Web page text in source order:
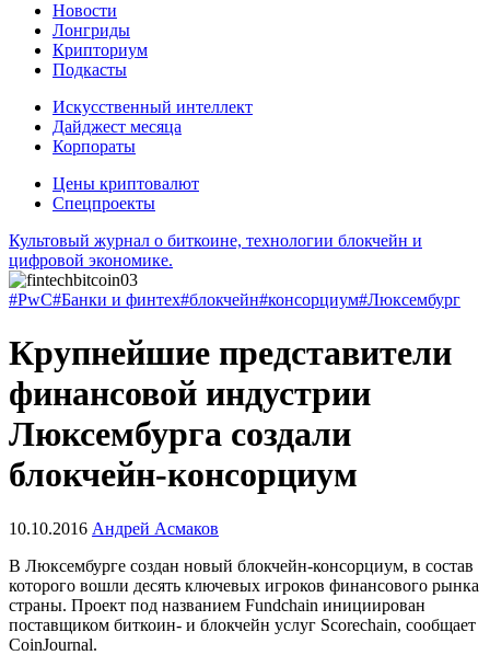
Новости
Лонгриды
Крипториум
Подкасты
Искусственный интеллект
Дайджест месяца
Корпораты
Цены криптовалют
Спецпроекты
Культовый журнал о биткоине, технологии блокчейн и
цифровой экономике.
#PwC#Банки и финтех#блокчейн#консорциум#Люксембург
Крупнейшие представители
финансовой индустрии
Люксембурга создали
блокчейн-консорциум
10.10.2016 Андрей Асмаков
В Люксембурге создан новый блокчейн-консорциум, в состав
которого вошли десять ключевых игроков финансового рынка
страны. Проект под названием Fundchain инициирован
поставщиком биткоин- и блокчейн услуг Scorechain, сообщает
CoinJournal.